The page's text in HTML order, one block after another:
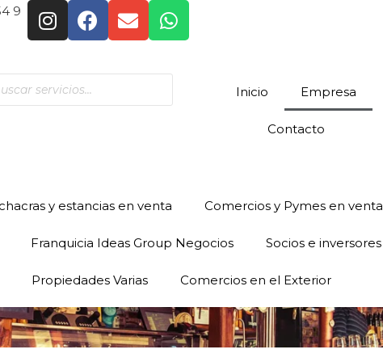
9
Inicio Empresa
Contacto
y estancias en venta Comercios y Pymes en venta
Franquicia Ideas Group Negocios Socios e inversores
Propiedades Varias Comercios en el Exterior